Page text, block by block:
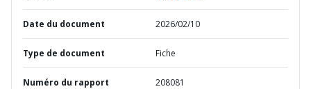
Date du document 2026/02/10
Type de document Fiche
Numéro du rapport 208081